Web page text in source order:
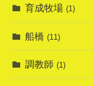
育成牧場 (1)
船橋 (11)
調教師 (1)